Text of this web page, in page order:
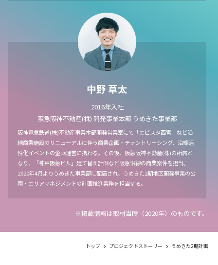
中野 草太
2016年入社
阪急阪神不動産(株) 開発事業本部 うめきた事業部
阪神電気鉄道(株)不動産事業本部開発営業室にて「エビスタ西宮」など沿
線商業施設のリニューアルに伴う商業企画・テナントリーシング、沿線活
性化イベントの企画運営に携わる。その後、阪急阪神不動産(株)の所属と
なり、「神戸阪急ビル」建て替え計画など阪急沿線の商業案件を担当。
2020年4月よりうめきた事業部に配属され、うめきた2期地区開発事業の公
園・エリアマネジメントの計画推進業務を担当する。
※掲載情報は取材当時（2020年）のものです。
トップ プロジェクトストーリー うめきた2期計画